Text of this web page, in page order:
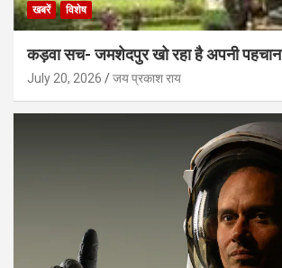
खबरें विशेष
कड़वा सच- जमशेदपुर खो रहा है अपनी पहचान
July 20, 2026 जय प्रकाश राय